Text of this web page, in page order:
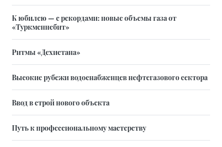
К юбилею — с рекордами: новые объемы газа от
«Туркменнебит»
Ритмы «Дехистана»
Высокие рубежи водоснабженцев нефтегазового сектора
Ввод в строй нового объекта
Путь к профессиональному мастерству